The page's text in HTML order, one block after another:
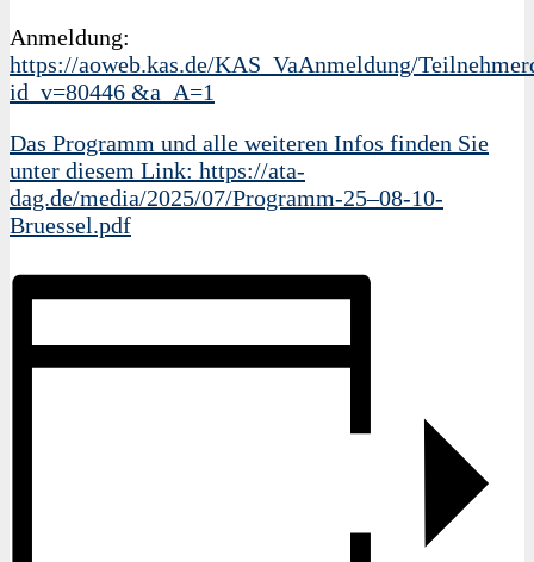
Anmeldung:
https://aoweb.kas.de/KAS_VaAnmeldung/
id_v=80446 &a_A=1
Das Programm und alle weiteren Infos finden Sie
unter diesem Link: https://ata-
dag.de/media/2025/07/Programm-25–08-10-
Bruessel.pdf